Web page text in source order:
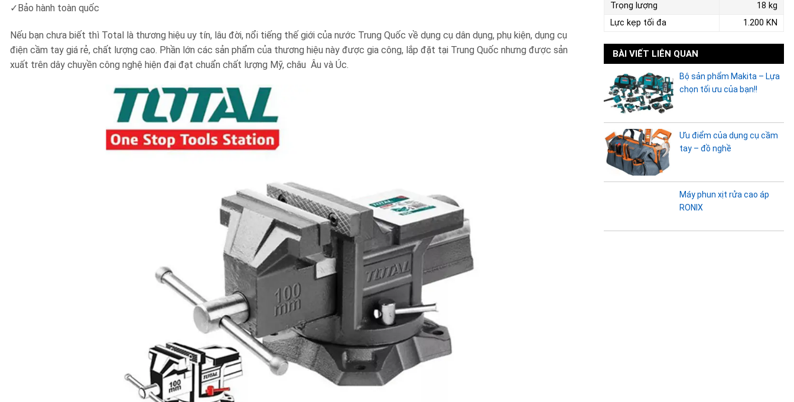
✓Bảo hành toàn quốc
Nếu bạn chưa biết thì Total là thương hiệu uy tín, lâu đời, nổi tiếng thế giới của nước Trung Quốc về dụng cụ dân dụng, phụ kiện, dụng cụ
điện cầm tay giá rẻ, chất lượng cao. Phần lớn các sản phẩm của thương hiệu này được gia công, lắp đặt tại Trung Quốc nhưng được sản
xuất trên dây chuyền công nghệ hiện đại đạt chuẩn chất lượng Mỹ, châu Âu và Úc.
Trọng lượng
18 kg
Lực kẹp tối đa
1.200 KN
BÀI VIẾT LIÊN QUAN
Bộ sản phẩm Makita – Lựa
chọn tối ưu của bạn!!
Ưu điểm của dụng cụ cầm
tay – đồ nghề
Máy phun xịt rửa cao áp
RONIX